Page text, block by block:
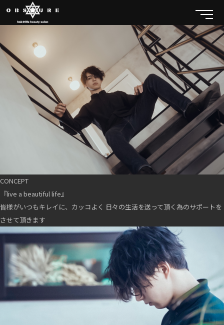
CONCEPT
『live a beautiful life』
皆様がいつもキレイに、カッコよく 日々の生活を送って頂く為のサポートを
させて頂きます